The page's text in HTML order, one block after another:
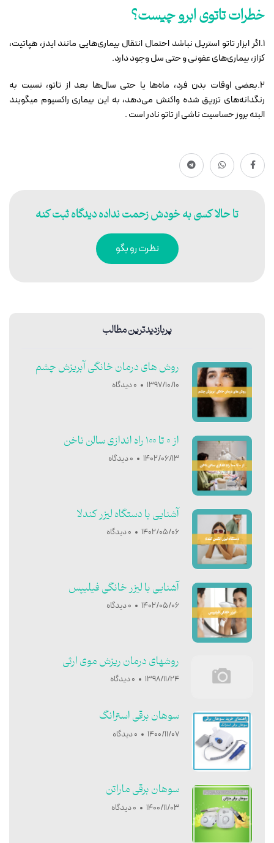
خطرات تاتوی ابرو چیست؟
1.اگر ابزار تاتو استریل نباشد احتمال انتقال بیماری‌هایی مانند ایدز، هپاتیت،
کزاز، بیماری‌های عفونی و حتی سل وجود دارد.
2.بعضی اوقات بدن فرد، ماه‌ها یا حتی سال‌ها بعد از تاتو، نسبت به
رنگدانه‌های تزریق شده واکنش می‌دهد، به این بیماری راکسیوم میگویند
البته بروز حساسیت ناشی از تاتو نادر است .
تا حالا کسی به خودش زحمت نداده دیدگاه ثبت کنه
نظرت رو بگو
پربازدیدترین مطالب
روش های درمان خانگی آبریزش چشم
1397/10/10 0 دیدگاه
از 0 تا 100 راه اندازی سالن ناخن
1402/06/13 0 دیدگاه
آشنایی با دستگاه لیزر کندلا
1402/05/06 0 دیدگاه
آشنایی با ليزر خانگی فيليپس
1402/05/06 0 دیدگاه
روشهای درمان ریزش موی ارثی
1398/11/24 0 دیدگاه
سوهان برقی استرانگ
1400/11/07 0 دیدگاه
سوهان برقی ماراتن
1400/11/03 0 دیدگاه